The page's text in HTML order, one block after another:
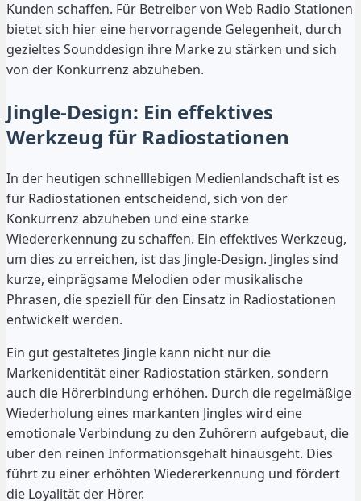
Kunden schaffen. Für Betreiber von Web Radio Stationen
bietet sich hier eine hervorragende Gelegenheit, durch
gezieltes Sounddesign ihre Marke zu stärken und sich
von der Konkurrenz abzuheben.
Jingle-Design: Ein effektives
Werkzeug für Radiostationen
In der heutigen schnelllebigen Medienlandschaft ist es
für Radiostationen entscheidend, sich von der
Konkurrenz abzuheben und eine starke
Wiedererkennung zu schaffen. Ein effektives Werkzeug,
um dies zu erreichen, ist das Jingle-Design. Jingles sind
kurze, einprägsame Melodien oder musikalische
Phrasen, die speziell für den Einsatz in Radiostationen
entwickelt werden.
Ein gut gestaltetes Jingle kann nicht nur die
Markenidentität einer Radiostation stärken, sondern
auch die Hörerbindung erhöhen. Durch die regelmäßige
Wiederholung eines markanten Jingles wird eine
emotionale Verbindung zu den Zuhörern aufgebaut, die
über den reinen Informationsgehalt hinausgeht. Dies
führt zu einer erhöhten Wiedererkennung und fördert
die Loyalität der Hörer.